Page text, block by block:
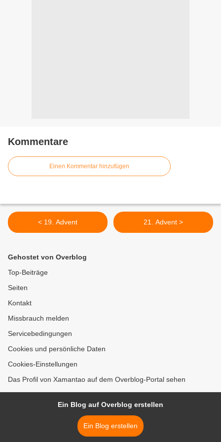
Kommentare
Einen Kommentar hinzufügen
< 19. Advent 21. Advent >
Gehostet von Overblog
Top-Beiträge
Seiten
Kontakt
Missbrauch melden
Servicebedingungen
Cookies und persönliche Daten
Cookies-Einstellungen
Das Profil von Xamantao auf dem Overblog-Portal sehen
Ein Blog auf Overblog erstellen
Ein Blog erstellen